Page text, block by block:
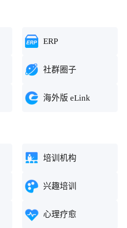
ERP
社群圈子
海外版 eLink
培训机构
兴趣培训
心理疗愈